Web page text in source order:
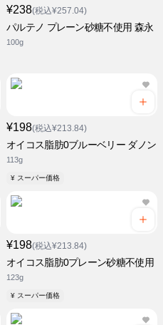
¥238(税込¥257.04)
パルテノ プレーン砂糖不使用 森永
100g
¥198(税込¥213.84)
オイコス脂肪0ブルーベリー ダノン
113g
¥ スーパー価格
¥198(税込¥213.84)
オイコス脂肪0プレーン砂糖不使用
123g
¥ スーパー価格